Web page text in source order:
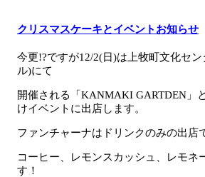
クリスマスケーキとイベントお知らせ
今更!?ですが12/2(日)は上牧町文化セ
ル)にて
開催される「KANMAKI GARTDEN」
けイベントに出店します。
ファンチャーナはドリンクのみの出店
コーヒー、レモンスカッシュ、レモネ
す！